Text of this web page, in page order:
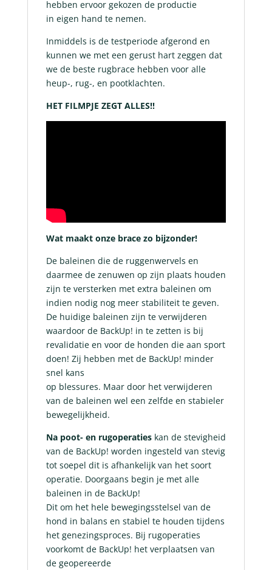
hebben ervoor gekozen de productie
in eigen hand te nemen.
Inmiddels is de testperiode afgerond en
kunnen we met een gerust hart zeggen dat
we de beste rugbrace hebben voor alle
heup-, rug-, en pootklachten.
HET FILMPJE ZEGT ALLES!!
Wat maakt onze brace zo bijzonder!
De baleinen die de ruggenwervels en
daarmee de zenuwen op zijn plaats houden
zijn te versterken met extra baleinen om
indien nodig nog meer stabiliteit te geven.
De huidige baleinen zijn te verwijderen
waardoor de BackUp! in te zetten is bij
revalidatie en voor de honden die aan sport
doen! Zij hebben met de BackUp! minder
snel kans
op blessures. Maar door het verwijderen
van de baleinen wel een zelfde en stabieler
bewegelijkheid.
Na poot- en rugoperatieskan de stevigheid
van de BackUp! worden ingesteld van stevig
tot soepel dit is afhankelijk van het soort
operatie. Doorgaans begin je met alle
baleinen in de BackUp!
Dit om het hele bewegingsstelsel van de
hond in balans en stabiel te houden tijdens
het genezingsproces. Bij rugoperaties
voorkomt de BackUp! het verplaatsen van
de geopereerde